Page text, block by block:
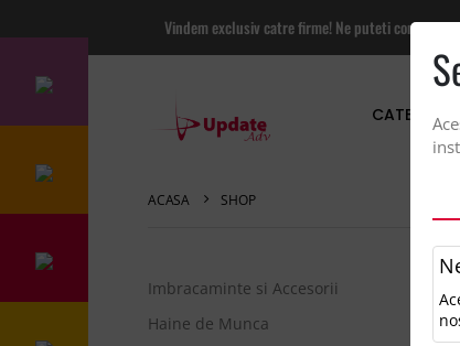
Vindem exclusiv catre firme! Ne puteti contacta
CATEGORII
ACASA SHOP
Imbracaminte si Accesorii
Haine de Munca